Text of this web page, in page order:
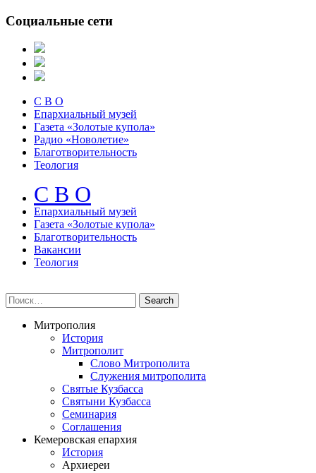
Социальные сети
С В О
Епархиальный музей
Газета «Золотые купола»
Радио «Новолетие»
Благотворительность
Теология
С В О
Епархиальный музeй
Газета «Золотые купола»
Благотворительность
Вакансии
Теология
Митрополия
История
Митрополит
Слово Митрополита
Служения митрополита
Святые Кузбасса
Святыни Кузбасса
Семинария
Соглашения
Кемеровская епархия
История
Архиереи